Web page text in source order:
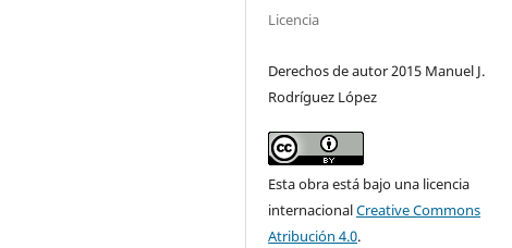
Licencia
Derechos de autor 2015 Manuel J.
Rodríguez López
Esta obra está bajo una licencia
internacionalCreative Commons
Atribución 4.0.